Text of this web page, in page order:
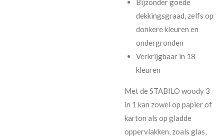
Bijzonder goede
dekkingsgraad, zelfs op
donkere kleuren en
ondergronden
Verkrijgbaar in 18
kleuren
Met de STABILO woody 3
in 1 kan zowel op papier of
karton als op gladde
oppervlakken, zoals glas,